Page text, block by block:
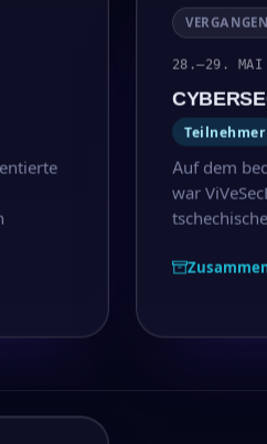
VERGANGEN
28.–29. MAI
Teilnehmer
Auf dem
war